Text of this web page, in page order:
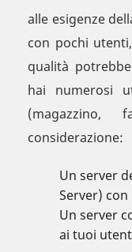
alle esigenze
con pochi
qualità
hai numerosi
considerazione:
Un server
Server) con
Un server
ai tuoi